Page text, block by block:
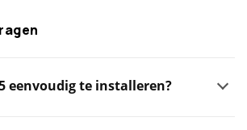
eenvoudig te installeren?